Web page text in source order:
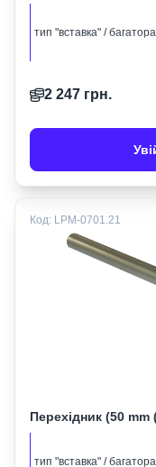
тип "вставка" /
2 247 грн.
Код: LPM-0701.21
Перехідник (50
тип "вставка" /